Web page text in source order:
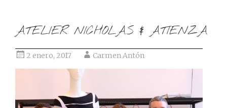
ATELIER NICHOLAS & ATIENZA
2 enero, 2017 Carmen Antón